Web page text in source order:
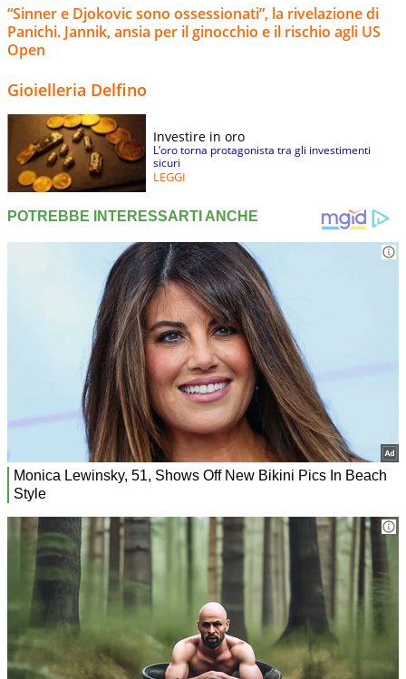
“Sinner e Djokovic sono ossessionati”, la rivelazione di
Panichi. Jannik, ansia per il ginocchio e il rischio agli US
Open
Gioielleria Delfino
Investire in oro
L’oro torna protagonista tra gli investimenti
sicuri
LEGGI